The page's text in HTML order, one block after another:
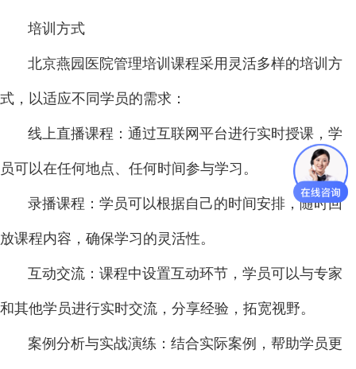
培训方式
北京燕园医院管理培训课程采用灵活多样的培训方
式，以适应不同学员的需求：
线上直播课程：通过互联网平台进行实时授课，学
员可以在任何地点、任何时间参与学习。
录播课程：学员可以根据自己的时间安排，随时回
放课程内容，确保学习的灵活性。
互动交流：课程中设置互动环节，学员可以与专家
和其他学员进行实时交流，分享经验，拓宽视野。
案例分析与实战演练：结合实际案例，帮助学员更